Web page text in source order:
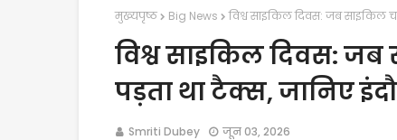
मुख्यपृष्ठ Big News विश्व साइकिल दिवस: जब साइकिल
विश्व साइकिल दिवस:
पड़ता था टैक्स, जानिए
Smriti Dubey जून 03, 2026